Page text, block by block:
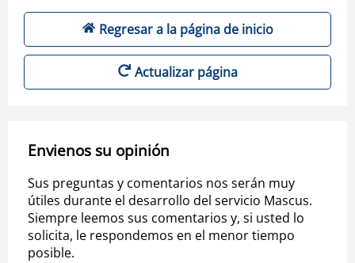
Regresar a la página de inicio
Actualizar página
Envienos su opinión
Sus preguntas y comentarios nos serán muy
útiles durante el desarrollo del servicio Mascus.
Siempre leemos sus comentarios y, si usted lo
solicita, le respondemos en el menor tiempo
posible.